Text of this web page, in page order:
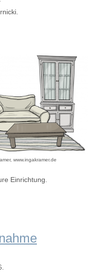
www.ingakramer.de
Einrichtung.